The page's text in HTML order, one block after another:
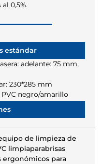
0,5%.
estándar
adelante: 75 mm,
230*285 mm
negro/amarillo
de limpieza de
limpiaparabrisas
ergonómicos para